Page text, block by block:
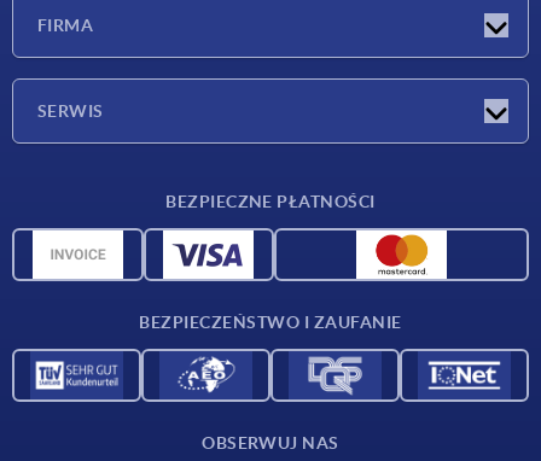
FIRMA
SERWIS
Dane CAD
BEZPIECZNE PŁATNOŚCI
BEZPIECZEŃSTWO I ZAUFANIE
OBSERWUJ NAS